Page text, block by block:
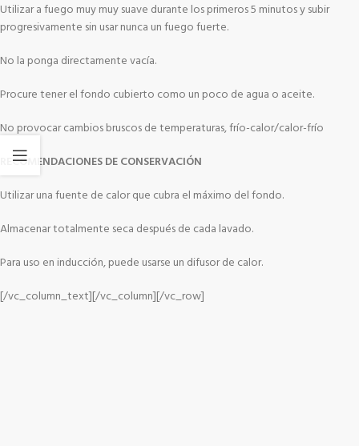
Utilizar a fuego muy muy suave durante los primeros 5 minutos y subir
progresivamente sin usar nunca un fuego fuerte.
No la ponga directamente vacía.
Procure tener el fondo cubierto como un poco de agua o aceite.
No provocar cambios bruscos de temperaturas, frío-calor/calor-frío
RECOMENDACIONES DE CONSERVACIÓN
Utilizar una fuente de calor que cubra el máximo del fondo.
Almacenar totalmente seca después de cada lavado.
Para uso en inducción, puede usarse un difusor de calor.
[/vc_column_text][/vc_column][/vc_row]